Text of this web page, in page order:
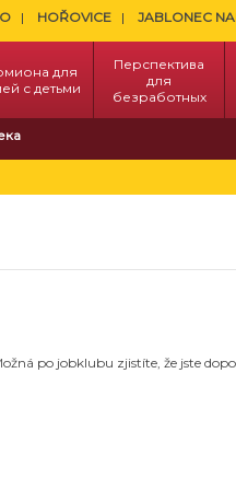
HOŘOVICE JABLONEC
для
с детьми
Перспектива
для
безработных
po jobklubu zjistíte, že jste